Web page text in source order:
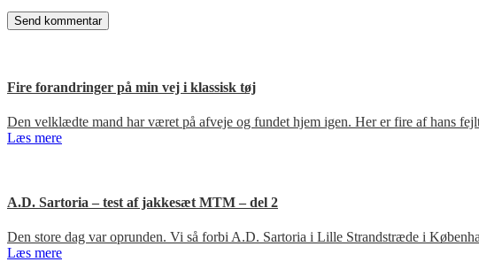
Fire forandringer på min vej i klassisk tøj
Den velklædte mand har været på afveje og fundet hjem igen. Her er fire af hans
Læs mere
A.D. Sartoria – test af jakkesæt MTM – del 2
Den store dag var oprunden. Vi så forbi A.D. Sartoria i Lille Strandstræde i
Læs mere